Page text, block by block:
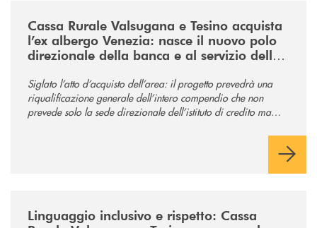
Cassa Rurale Valsugana e Tesino acquista
l’ex albergo Venezia: nasce il nuovo polo
direzionale della banca e al servizio della
Siglato l’atto d’acquisto dell’area: il progetto prevedrà una
riqualificazione generale dell’intero compendio che non
prevede solo la sede direzionale dell’istituto di credito ma
Linguaggio inclusivo e rispetto: Cassa